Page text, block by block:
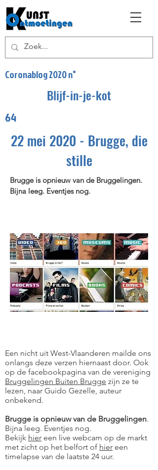
Coronablog 2020 n°
Blijf-in-je-kot
64
22 mei 2020 - Brugge, die
stille
Brugge is opnieuw van de Bruggelingen.
Bijna leeg. Eventjes nog.
Een nicht uit West-Vlaanderen mailde ons
onlangs deze verzen hiernaast door. Ook
op de facebookpagina van de vereniging
Bruggelingen Buiten Brugge zijn ze te
lezen, naar Guido Gezelle, auteur
onbekend.
Brugge is opnieuw van de Bruggelingen.
Bijna leeg. Eventjes nog.
Bekijk hier een live webcam op de markt
met zicht op het belfort of hier een
timelapse van de laatste 24 uur.